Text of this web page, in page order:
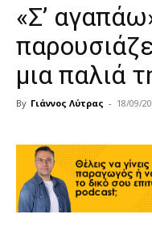
«Σ’
μια παλιά
By Γιάννος Λύτρας - 18/09/